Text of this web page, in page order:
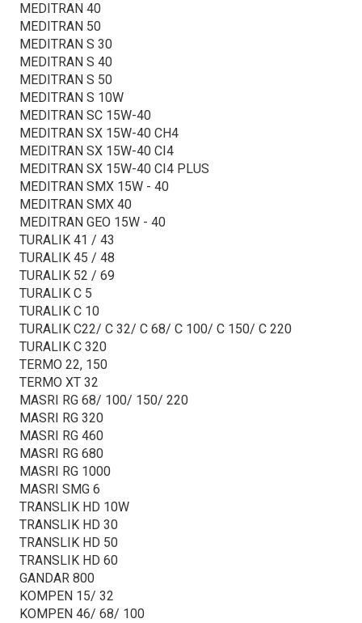
MEDITRAN 40
MEDITRAN 50
MEDITRAN S 30
MEDITRAN S 40
MEDITRAN S 50
MEDITRAN S 10W
MEDITRAN SC 15W-40
MEDITRAN SX 15W-40 CH4
MEDITRAN SX 15W-40 CI4
MEDITRAN SX 15W-40 CI4 PLUS
MEDITRAN SMX 15W - 40
MEDITRAN SMX 40
MEDITRAN GEO 15W - 40
TURALIK 41 / 43
TURALIK 45 / 48
TURALIK 52 / 69
TURALIK C 5
TURALIK C 10
TURALIK C22/ C 32/ C 68/ C 100/ C 150/ C 220
TURALIK C 320
TERMO 22, 150
TERMO XT 32
MASRI RG 68/ 100/ 150/ 220
MASRI RG 320
MASRI RG 460
MASRI RG 680
MASRI RG 1000
MASRI SMG 6
TRANSLIK HD 10W
TRANSLIK HD 30
TRANSLIK HD 50
TRANSLIK HD 60
GANDAR 800
KOMPEN 15/ 32
KOMPEN 46/ 68/ 100